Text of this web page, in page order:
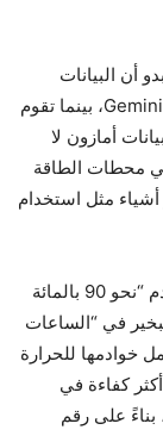
أن البيانات
المذكورة تركز بشكل خاص على مراكز بيانات Gemini AI، بينما تقوم
أمازون لا
في محطات الطاقة
أشياء مثل استخدام
تقول أمازون إن مراكز البيانات الخاصة بها تستخدم “نحو 90 بالمائة
في “الساعات
خوادمها للحرارة
كفاءة في
على رقم